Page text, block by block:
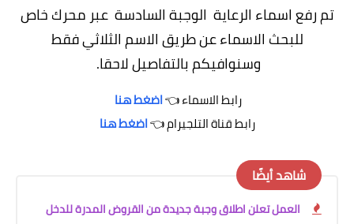
تم رفع اسماء الرعاية الوجبة السادسة عبر محرك خاص
للبحث الاسماء عن طريق الاسم الثلاثي فقط
وسنوافيكم بالتفاصيل لاحقا.
رابط الاسماء 👈اضغط هنا
رابط قناة التلجيرام 👈اضغط هنا
شاهد أيضًا
العمل تعلن اطلاق وجبة جديدة من القروض المدرة للدخل